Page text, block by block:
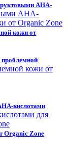
АНА-
кожи от
кислотами
Organic Zone